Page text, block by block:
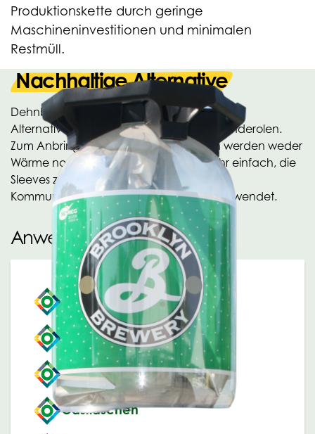
Produktionskette durch geringe
Maschineninvestitionen und minimalen
Restmüll.
Nachhaltige Alternative
Dehnbare Banderolen sind die nachhaltige
Alternative zu Etiketten oder Schrumpfbanderolen.
Zum Anbringen dehnbarer Banderolen werden weder
Wärme noch Klebstoff benötigt. Es ist sehr einfach, die
Sleeves zu entfernen. Sleeves werden als
Kommunikations- und Marketingmittel verwendet.
Anwendungen
Eimer
Kanister
Fässer
Gasflaschen